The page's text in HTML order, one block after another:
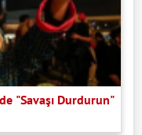
"Savaşı Durdurun"